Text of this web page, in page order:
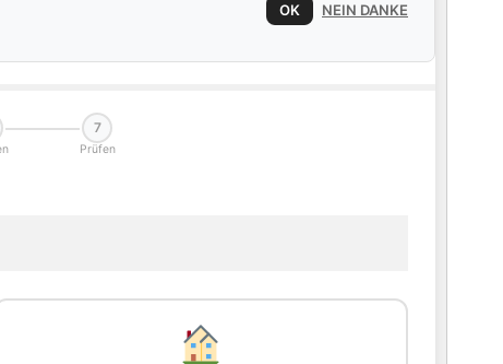
OK NEIN DANKE
7
Prüfen